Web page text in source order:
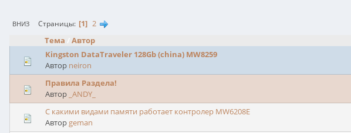
ВНИЗ Страницы 1
2
Тема
Автор
Kingston DataTraveler 128Gb (china) MW8259
Автор neiron
Правила Раздела!
Автор _ANDY_
С какими видами памяти работает контролер MW6208E
Автор geman